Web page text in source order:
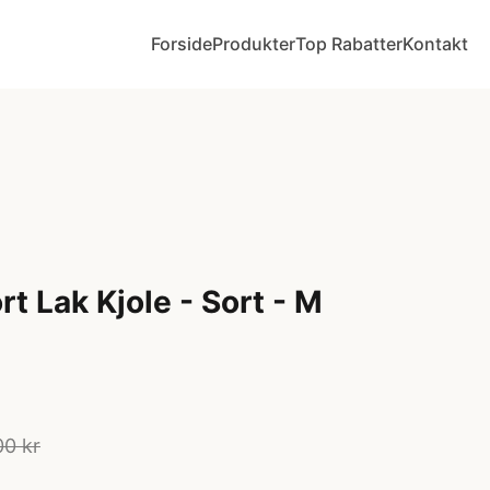
ForsideProdukterTop RabatterKontakt
Lak Kjole - Sort - M
kr